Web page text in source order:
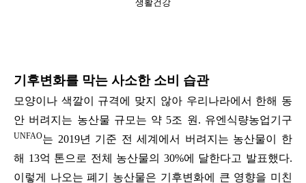
생활건강
기후변화를 막는 사소한 소비 습관
모양이나 색깔이 규격에 맞지 않아 우리나라에서 한해 동
안 버려지는 농산물 규모는 약 5조 원. 유엔식량농업기구
UNFAO는 2019년 기준 전 세계에서 버려지는 농산물이 한
해 13억 톤으로 전체 농산물의 30%에 달한다고 발표했다.
이렇게 나오는 폐기 농산물은 기후변화에 큰 영향을 미친